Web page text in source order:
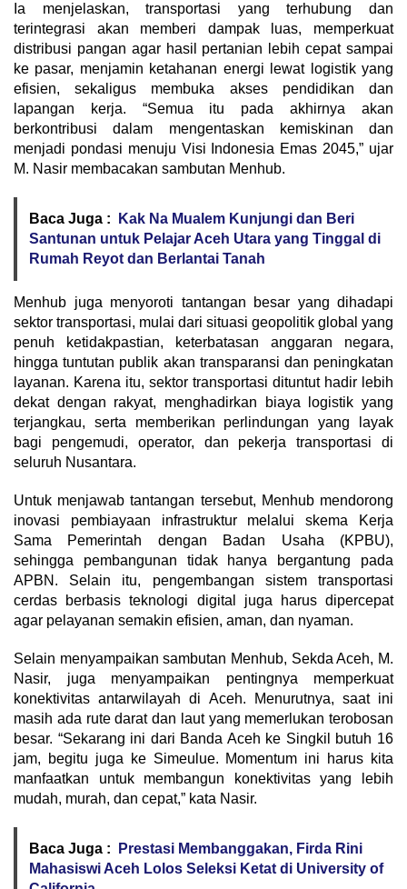
Ia menjelaskan, transportasi yang terhubung dan
terintegrasi akan memberi dampak luas, memperkuat
distribusi pangan agar hasil pertanian lebih cepat sampai
ke pasar, menjamin ketahanan energi lewat logistik yang
efisien, sekaligus membuka akses pendidikan dan
lapangan kerja. “Semua itu pada akhirnya akan
berkontribusi dalam mengentaskan kemiskinan dan
menjadi pondasi menuju Visi Indonesia Emas 2045,” ujar
M. Nasir membacakan sambutan Menhub.
Baca Juga :
Kak Na Mualem Kunjungi dan Beri
Santunan untuk Pelajar Aceh Utara yang Tinggal di
Rumah Reyot dan Berlantai Tanah
Menhub juga menyoroti tantangan besar yang dihadapi
sektor transportasi, mulai dari situasi geopolitik global yang
penuh ketidakpastian, keterbatasan anggaran negara,
hingga tuntutan publik akan transparansi dan peningkatan
layanan. Karena itu, sektor transportasi dituntut hadir lebih
dekat dengan rakyat, menghadirkan biaya logistik yang
terjangkau, serta memberikan perlindungan yang layak
bagi pengemudi, operator, dan pekerja transportasi di
seluruh Nusantara.
Untuk menjawab tantangan tersebut, Menhub mendorong
inovasi pembiayaan infrastruktur melalui skema Kerja
Sama Pemerintah dengan Badan Usaha (KPBU),
sehingga pembangunan tidak hanya bergantung pada
APBN. Selain itu, pengembangan sistem transportasi
cerdas berbasis teknologi digital juga harus dipercepat
agar pelayanan semakin efisien, aman, dan nyaman.
Selain menyampaikan sambutan Menhub, Sekda Aceh, M.
Nasir, juga menyampaikan pentingnya memperkuat
konektivitas antarwilayah di Aceh. Menurutnya, saat ini
masih ada rute darat dan laut yang memerlukan terobosan
besar. “Sekarang ini dari Banda Aceh ke Singkil butuh 16
jam, begitu juga ke Simeulue. Momentum ini harus kita
manfaatkan untuk membangun konektivitas yang lebih
mudah, murah, dan cepat,” kata Nasir.
Baca Juga :
Prestasi Membanggakan, Firda Rini
Mahasiswi Aceh Lolos Seleksi Ketat di University of